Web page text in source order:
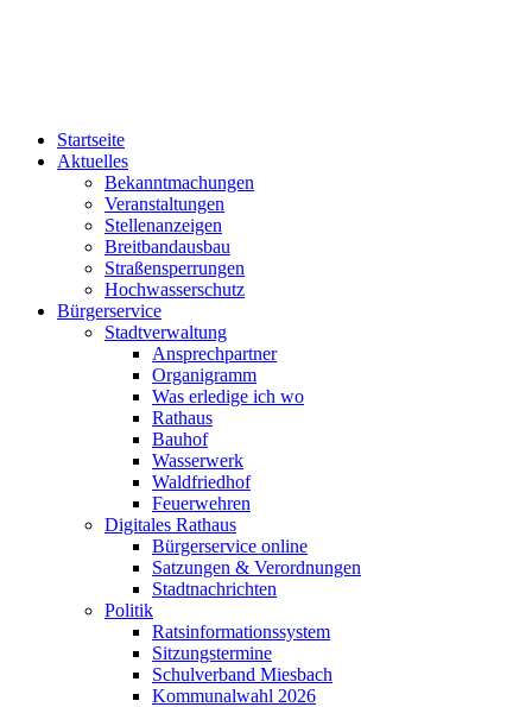
Startseite
Aktuelles
Bekanntmachungen
Veranstaltungen
Stellenanzeigen
Breitbandausbau
Straßensperrungen
Hochwasserschutz
Bürgerservice
Stadtverwaltung
Ansprechpartner
Organigramm
Was erledige ich wo
Rathaus
Bauhof
Wasserwerk
Waldfriedhof
Feuerwehren
Digitales Rathaus
Bürgerservice online
Satzungen & Verordnungen
Stadtnachrichten
Politik
Ratsinformationssystem
Sitzungstermine
Schulverband Miesbach
Kommunalwahl 2026